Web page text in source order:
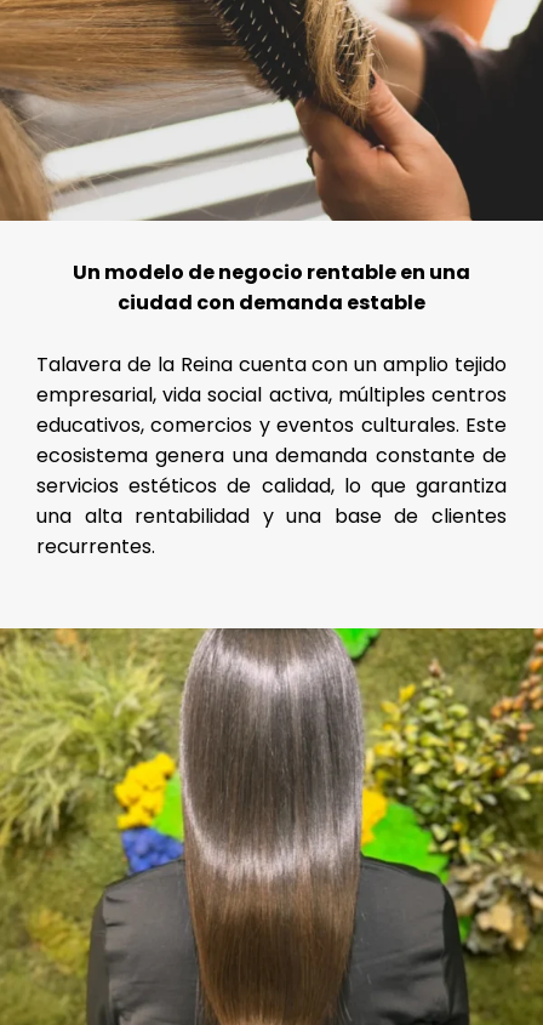
Un modelo de negocio rentable en una
ciudad con demanda estable
Talavera de la Reina cuenta con un amplio tejido
empresarial, vida social activa, múltiples centros
educativos, comercios y eventos culturales. Este
ecosistema genera una demanda constante de
servicios estéticos de calidad, lo que garantiza
una alta rentabilidad y una base de clientes
recurrentes.